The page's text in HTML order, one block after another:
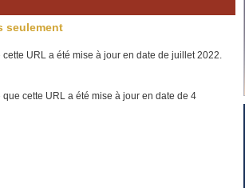
seulement
URL a été mise à jour en date de juillet 2022.
cette URL a été mise à jour en date de 4